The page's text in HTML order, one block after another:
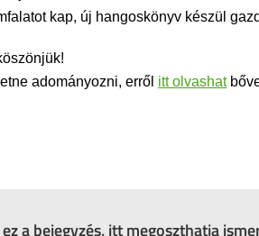
kap, új hangoskönyv készül
adományozni, erről itt olvashat
a bejegyzés, itt megoszthatja